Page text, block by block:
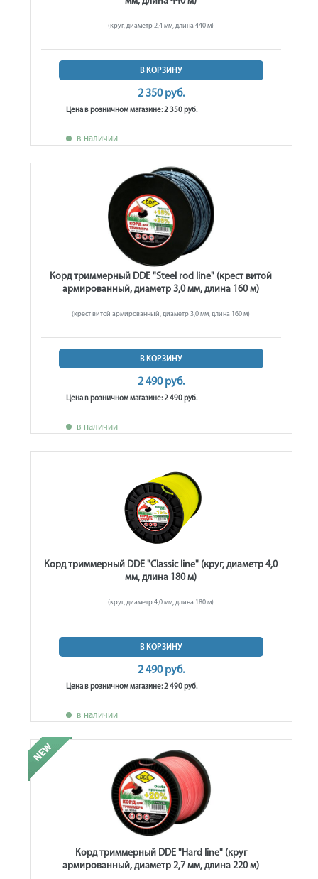
(круг, диаметр 2,4 мм, длина 440 м)
В КОРЗИНУ
2 350 руб.
Цена в розничном магазине: 2 350 руб.
в наличии
Корд триммерный DDE "Steel rod line" (крест витой
армированный, диаметр 3,0 мм, длина 160 м)
(крест витой армированный, диаметр 3,0 мм, длина 160 м)
В КОРЗИНУ
2 490 руб.
Цена в розничном магазине: 2 490 руб.
в наличии
Корд триммерный DDE "Classic line" (круг, диаметр 4,0
мм, длина 180 м)
(круг, диаметр 4,0 мм, длина 180 м)
В КОРЗИНУ
2 490 руб.
Цена в розничном магазине: 2 490 руб.
в наличии
Корд триммерный DDE "Hard line" (круг
армированный, диаметр 2,7 мм, длина 220 м)